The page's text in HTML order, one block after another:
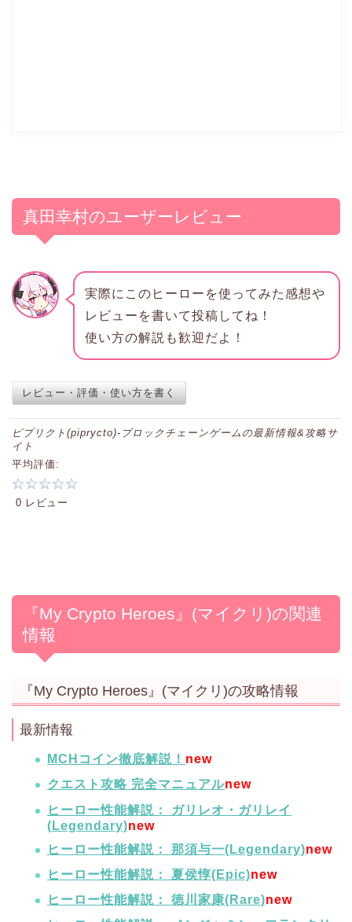
真田幸村のユーザーレビュー
実際にこのヒーローを使ってみた感想や
レビューを書いて投稿してね！
使い方の解説も歓迎だよ！
レビュー・評価・使い方を書く
ピプリクト(piprycto)-ブロックチェーンゲームの最新情報&攻略サ
イト
平均評価:
0 レビュー
『My Crypto Heroes』(マイクリ)の関連
情報
『My Crypto Heroes』(マイクリ)の攻略情報
最新情報
MCHコイン徹底解説！ new
クエスト攻略 完全マニュアルnew
ヒーロー性能解説： ガリレオ・ガリレイ
(Legendary)new
ヒーロー性能解説： 那須与一(Legendary)new
ヒーロー性能解説： 夏侯惇(Epic)new
ヒーロー性能解説： 徳川家康(Rare)new